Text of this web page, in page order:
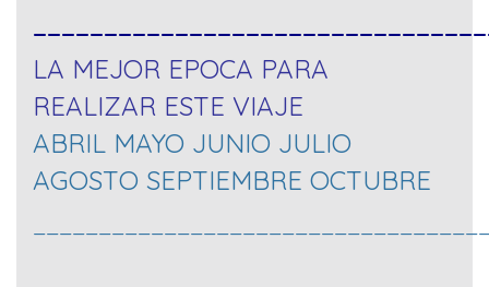
LA MEJOR EPOCA PARA
REALIZAR ESTE VIAJE
ABRIL MAYO JUNIO JULIO
AGOSTO SEPTIEMBRE OCTUBRE